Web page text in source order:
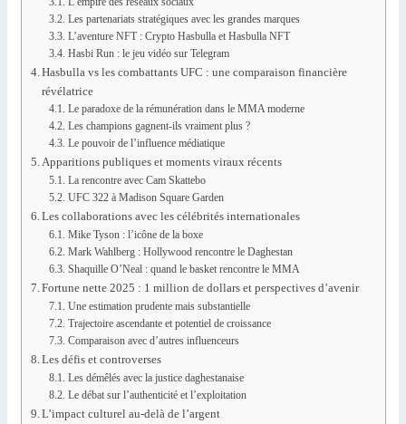
Les partenariats stratégiques avec les grandes marques
L’aventure NFT : Crypto Hasbulla et Hasbulla NFT
Hasbi Run : le jeu vidéo sur Telegram
Hasbulla vs les combattants UFC : une comparaison financière
révélatrice
Le paradoxe de la rémunération dans le MMA moderne
Les champions gagnent-ils vraiment plus ?
Le pouvoir de l’influence médiatique
Apparitions publiques et moments viraux récents
La rencontre avec Cam Skattebo
UFC 322 à Madison Square Garden
Les collaborations avec les célébrités internationales
Mike Tyson : l’icône de la boxe
Mark Wahlberg : Hollywood rencontre le Daghestan
Shaquille O’Neal : quand le basket rencontre le MMA
Fortune nette 2025 : 1 million de dollars et perspectives d’avenir
Une estimation prudente mais substantielle
Trajectoire ascendante et potentiel de croissance
Comparaison avec d’autres influenceurs
Les défis et controverses
Les démêlés avec la justice daghestanaise
Le débat sur l’authenticité et l’exploitation
L’impact culturel au-delà de l’argent